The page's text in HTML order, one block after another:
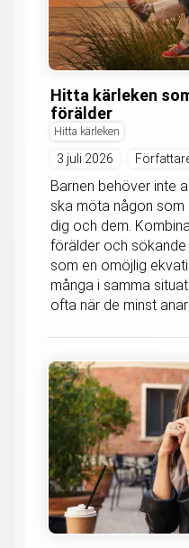
Hitta kärleken
förälder
Hitta kärleken
3 juli 2026
Barnen behöver inte
ska möta någon
dig och dem.
förälder och
som en omöjlig
många i samma
ofta när de minst anar